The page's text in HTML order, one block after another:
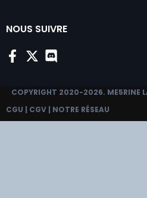
NOUS SUIVRE
COPYRIGHT 2020-2026. ME5RINE
CGU | CGV | NOTRE RÉSEAU